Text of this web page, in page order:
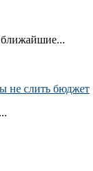
ближайшие...
не слить бюджет